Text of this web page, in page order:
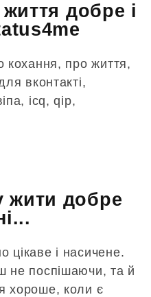
добре і
кохання, про життя,
вконтакті,
icq, qip,
жити добре
цікаве і насичене.
не поспішаючи, та й
хороше, коли є